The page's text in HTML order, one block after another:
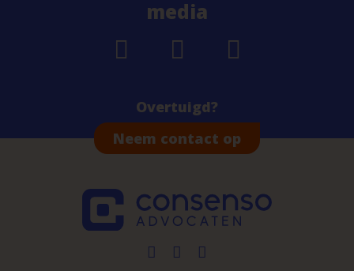
media
Overtuigd?
Neem contact op